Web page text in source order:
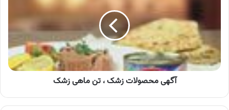
تن
زشک
آگهی محصولات زشک ، تن ماهی زشک